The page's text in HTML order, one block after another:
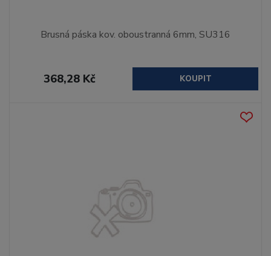
Brusná páska kov. oboustranná 6mm, SU316
368,28 Kč KOUPIT